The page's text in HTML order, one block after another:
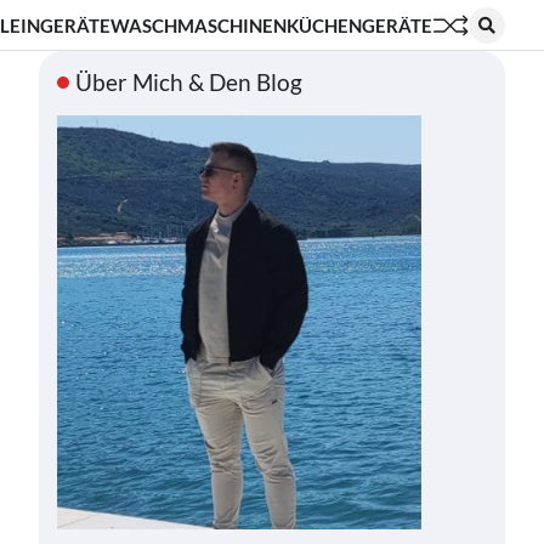
WASCHMASCHINENKÜCHENGERÄTE
Über Mich & Den Blog